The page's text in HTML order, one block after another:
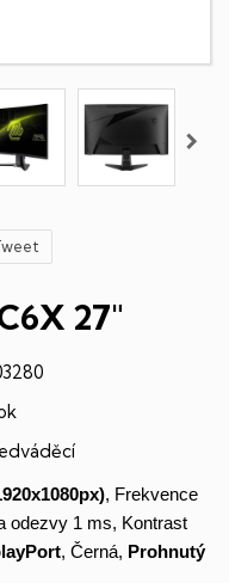
27"
, Frekvence
odezvy 1 ms, Kontrast
, Černá, Prohnutý